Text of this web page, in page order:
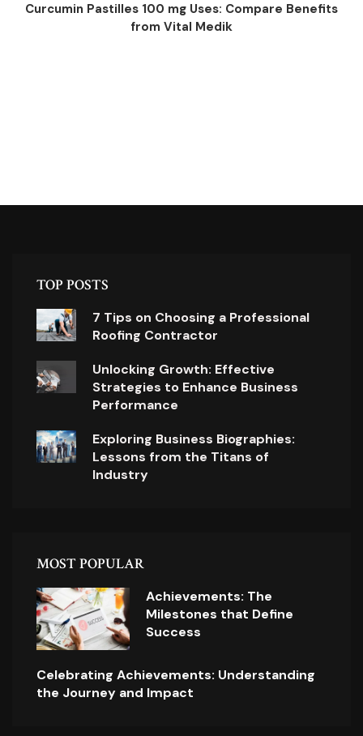
Curcumin Pastilles 100 mg Uses: Compare Benefits
from Vital Medik
TOP POSTS
7 Tips on Choosing a Professional
Roofing Contractor
Unlocking Growth: Effective
Strategies to Enhance Business
Performance
Exploring Business Biographies:
Lessons from the Titans of
Industry
MOST POPULAR
Achievements: The
Milestones that Define
Success
Celebrating Achievements: Understanding
the Journey and Impact